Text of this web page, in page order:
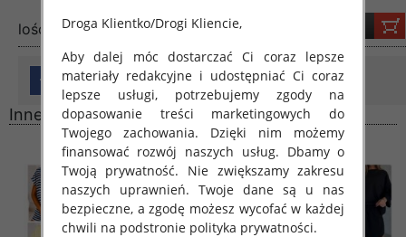
lość:
Inne produkty
Droga Klientko/Drogi Kliencie,
Aby dalej móc dostarczać Ci coraz lepsze
materiały redakcyjne i udostępniać Ci coraz
lepsze usługi, potrzebujemy zgody na
dopasowanie treści marketingowych do
Twojego zachowania. Dzięki nim możemy
finansować rozwój naszych usług. Dbamy o
Twoją prywatność. Nie zwiększamy zakresu
naszych uprawnień. Twoje dane są u nas
bezpieczne, a zgodę możesz wycofać w każdej
chwili na podstronie polityka prywatności.